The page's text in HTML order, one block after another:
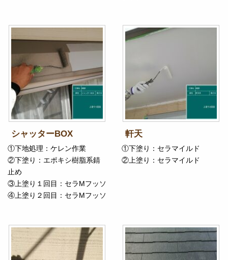
シャッターBOX
①下地処理：ケレン作業
②下塗り：エポキシ樹脂系錆
止め
③上塗り１回目：セラMフッソ
④上塗り２回目：セラMフッソ
軒天
①下塗り：セラマイルド
②上塗り：セラマイルド